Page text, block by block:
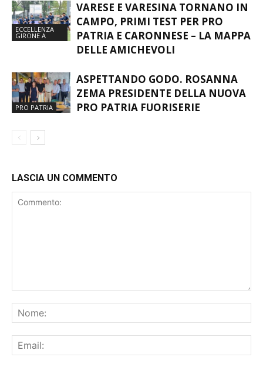
ECCELLENZA
GIRONE A
VARESE E VARESINA TORNANO IN
CAMPO, PRIMI TEST PER PRO
PATRIA E CARONNESE – LA MAPPA
DELLE AMICHEVOLI
PRO PATRIA
ASPETTANDO GODO. ROSANNA
ZEMA PRESIDENTE DELLA NUOVA
PRO PATRIA FUORISERIE
LASCIA UN COMMENTO